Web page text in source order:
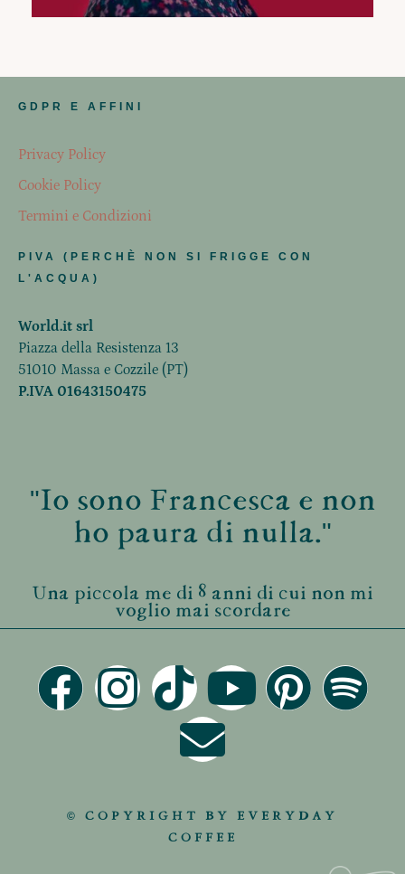
GDPR E AFFINI
Privacy Policy
Cookie Policy
Termini e Condizioni
PIVA (PERCHÈ NON SI FRIGGE CON
L'ACQUA)
World.it srl
Piazza della Resistenza 13
51010 Massa e Cozzile (PT)
P.IVA 01643150475
"Io sono Francesca e non
ho paura di nulla."
Una piccola me di 8 anni di cui non mi
voglio mai scordare
© COPYRIGHT BY EVERYDAY
COFFEE